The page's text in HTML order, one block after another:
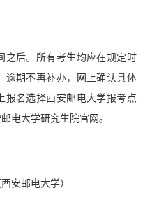
之后。所有考生均应在规定时
逾期不再补办，网上确认具体
报名选择西安邮电大学报考点
电大学研究生院官网。
安邮电大学）